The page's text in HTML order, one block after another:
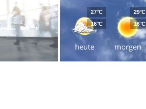
heute
27°C
16°C
morgen
29°C
16°C